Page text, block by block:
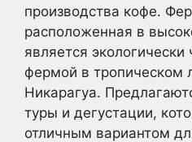
производства кофе.
расположенная в
является
фермой в тропическом
Никарагуа.
туры и дегустации,
отличным вариантом